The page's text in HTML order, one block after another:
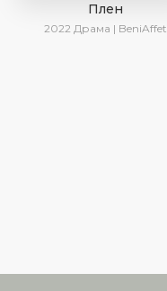
Плен
2022 Драма | BeniAffet